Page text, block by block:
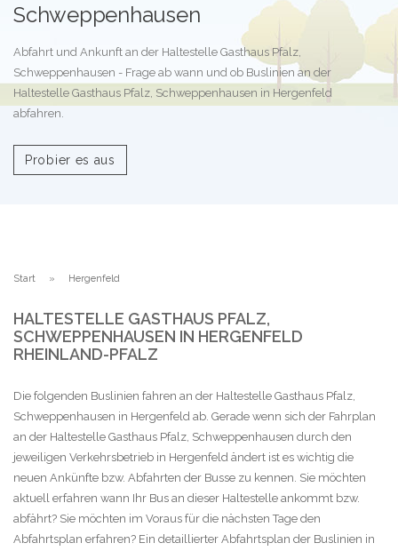
Schweppenhausen
Abfahrt und Ankunft an der Haltestelle Gasthaus Pfalz,
Schweppenhausen - Frage ab wann und ob Buslinien an der
Haltestelle Gasthaus Pfalz, Schweppenhausen in Hergenfeld
abfahren.
Probier es aus
Start Hergenfeld
HALTESTELLE GASTHAUS PFALZ,
SCHWEPPENHAUSEN IN HERGENFELD
RHEINLAND-PFALZ
Die folgenden Buslinien fahren an der Haltestelle Gasthaus Pfalz,
Schweppenhausen in Hergenfeld ab. Gerade wenn sich der Fahrplan
an der Haltestelle Gasthaus Pfalz, Schweppenhausen durch den
jeweiligen Verkehrsbetrieb in Hergenfeld ändert ist es wichtig die
neuen Ankünfte bzw. Abfahrten der Busse zu kennen. Sie möchten
aktuell erfahren wann Ihr Bus an dieser Haltestelle ankommt bzw.
abfährt? Sie möchten im Voraus für die nächsten Tage den
Abfahrtsplan erfahren? Ein detaillierter Abfahrtsplan der Buslinien in